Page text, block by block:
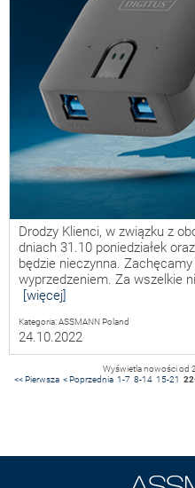
24.10.2022
Drodzy Klienci, w związku z
dniach 31.10 poniedziałek
będzie nieczynna.
wyprzedzeniem. Za wszelkie
[więcej]
Kategoria: ASSMANN Poland
Wyświetla nowości od
<< Pierwsza < Poprzednia 1-7 8-14 15-21